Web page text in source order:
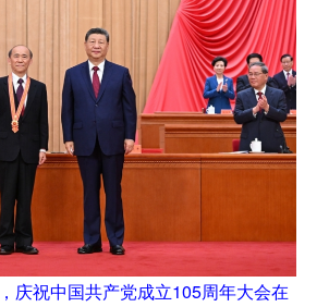
庆祝中国共产党成立105周年大会在